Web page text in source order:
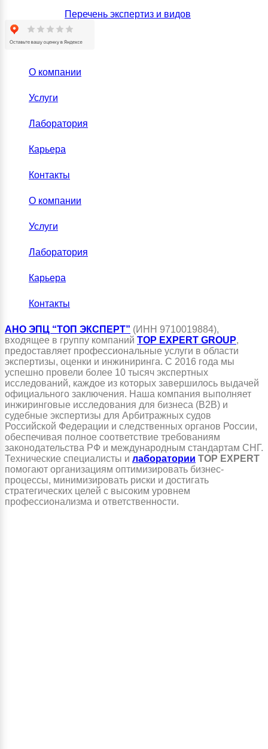
Перечень экспертиз и видов
О компании
Услуги
Лаборатория
Карьера
Контакты
О компании
Услуги
Лаборатория
Карьера
Контакты
АНО ЭПЦ “ТОП ЭКСПЕРТ” (ИНН 9710019884),
входящее в группу компаний TOP EXPERT GROUP,
предоставляет профессиональные услуги в области
экспертизы, оценки и инжиниринга. С 2016 года мы
успешно провели более 10 тысяч экспертных
исследований, каждое из которых завершилось выдачей
официального заключения. Наша компания выполняет
инжиринговые исследования для бизнеса (B2B) и
судебные экспертизы для Арбитражных судов
Российской Федерации и следственных органов России,
обеспечивая полное соответствие требованиям
законодательства РФ и международным стандартам СНГ.
Технические специалисты и лаборатории TOP EXPERT
помогают организациям оптимизировать бизнес-
процессы, минимизировать риски и достигать
стратегических целей с высоким уровнем
профессионализма и ответственности.